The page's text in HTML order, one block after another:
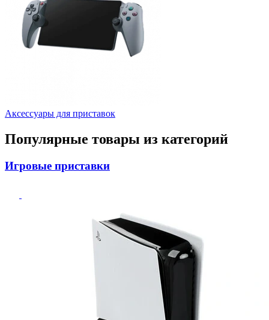
Аксессуары для приставок
Популярные товары из категорий
Игровые приставки